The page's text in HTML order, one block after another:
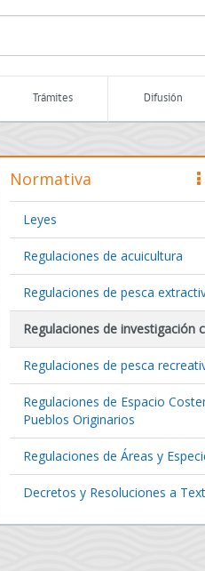
Trámites Difusión
Normativa
Leyes
Regulaciones de acuicultura
Regulaciones de pesca
Regulaciones de investigación
Regulaciones de pesca
Regulaciones de Espacio
Pueblos Originarios
Regulaciones de Áreas y
Decretos y Resoluciones a